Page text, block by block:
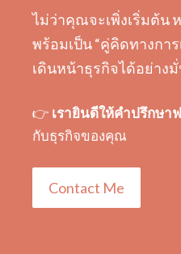
ไม่ว่าคุณจะเพิ่งเริ่มต้น
พร้อมเป็น “คู่คิดทางกา
เดินหน้าธุรกิจได้อย่าง
👉 เรายินดีให้คำปรึกษา
กับธุรกิจของคุณ
Contact Me